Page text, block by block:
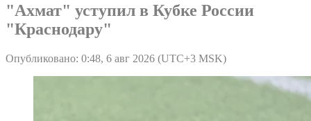
"Ахмат" уступил в Кубке России
"Краснодару"
Опубликовано: 0:48, 6 авг 2026 (UTC+3 MSK)